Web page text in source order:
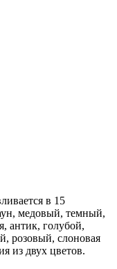
в 15
медовый, темный,
антик, голубой,
розовый, слоновая
из двух цветов.